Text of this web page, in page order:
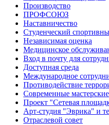
Производство
ПРОФСОЮЗ
Наставничество
Студенческий
Независимая оценка
Медицинское
Вход в почту для
Доступная среда
Международное
Противодействие
Современные мастерские
Проект "Сетевая
Арт-студия "Эврика" и
Отраслевой совет